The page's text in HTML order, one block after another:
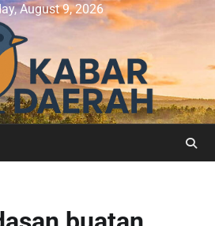
August 9, 2026